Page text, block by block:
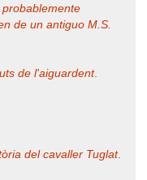
probablemente
de un antiguo M.S.
de l'aiguardent.
del cavaller Tuglat.